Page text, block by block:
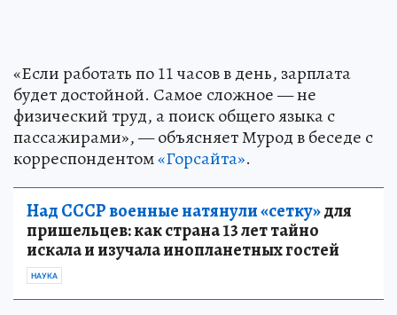
«Если работать по 11 часов в день, зарплата
будет достойной. Самое сложное — не
физический труд, а поиск общего языка с
пассажирами», — объясняет Мурод в беседе с
корреспондентом«Горсайта».
Над СССР военные натянули «сетку»для
пришельцев: как страна 13 лет тайно
искала и изучала инопланетных гостей
НАУКА